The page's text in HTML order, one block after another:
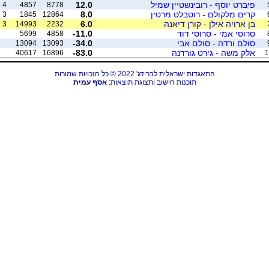
פיברט יוסף - רובינשטיין שמיל 12.0
8778
4857
4
קרים מלקולם - רוטבלט מרטין 8.0
12864
1845
3
בן ארויה אילן - קורן דיאנה 6.0
2232
14993
3
סרוסי אמי - סרוסי דוד -11.0
4858
5699
סולם ורדה - סולם אבי -34.0
13093
13094
אלק משה - גירט גורדנה -83.0
16896
40617
התאגדות ישראלית לברידג' 2022 © כל הזכויות שמורות
תוכנות חישוב ותצוגת תוצאות:אסף עמית